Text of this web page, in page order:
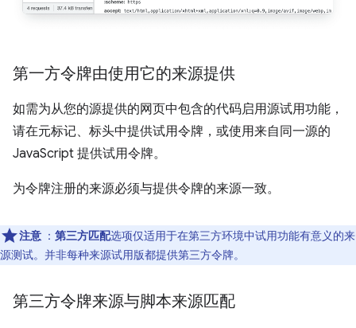
第一方令牌由使用它的来源提供
如需为从您的源提供的网页中包含的代码启用源试用功能，
请在元标记、标头中提供试用令牌，或使用来自同一源的
JavaScript 提供试用令牌。
为令牌注册的来源必须与提供令牌的来源一致。
注意 ： 第三方匹配选项仅适用于在第三方环境中试用功能有意义的来
源测试。并非每种来源试用版都提供第三方令牌。
第三方令牌来源与脚本来源匹配